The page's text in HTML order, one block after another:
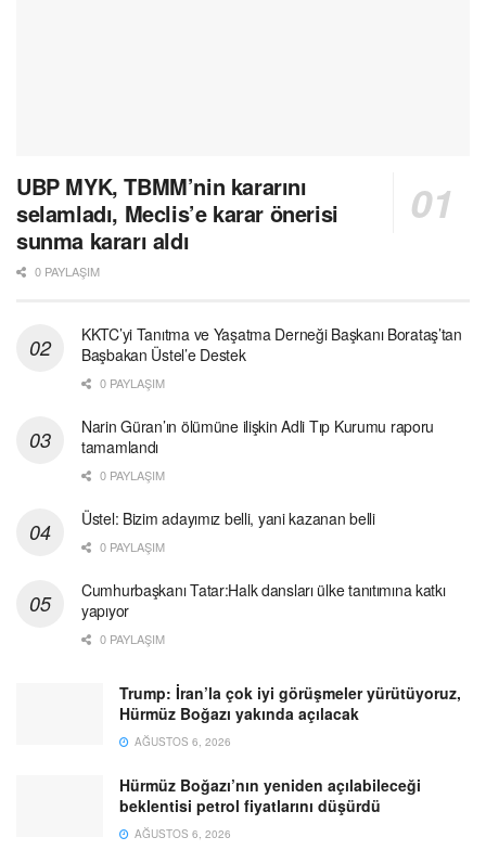
UBP MYK, TBMM’nin kararını
selamladı, Meclis’e karar önerisi
sunma kararı aldı
0 PAYLAŞIM
KKTC’yi Tanıtma ve Yaşatma Derneği Başkanı Borataş’tan
Başbakan Üstel’e Destek
0 PAYLAŞIM
Narin Güran’ın ölümüne ilişkin Adli Tıp Kurumu raporu
tamamlandı
0 PAYLAŞIM
Üstel: Bizim adayımız belli, yani kazanan belli
0 PAYLAŞIM
Cumhurbaşkanı Tatar:Halk dansları ülke tanıtımına katkı
yapıyor
0 PAYLAŞIM
Trump: İran’la çok iyi görüşmeler yürütüyoruz,
Hürmüz Boğazı yakında açılacak
AĞUSTOS 6, 2026
Hürmüz Boğazı’nın yeniden açılabileceği
beklentisi petrol fiyatlarını düşürdü
AĞUSTOS 6, 2026